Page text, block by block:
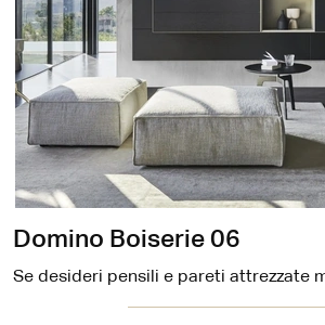
Domino Boiserie 06